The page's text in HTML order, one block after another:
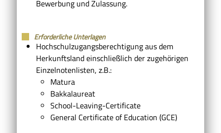
Bewerbung und Zulassung.
Erforderliche Unterlagen
Hochschulzugangsberechtigung aus dem
Herkunftsland einschließlich der zugehörigen
Einzelnotenlisten, z.B.:
Matura
Bakkalaureat
School-Leaving-Certificate
General Certificate of Education (GCE)